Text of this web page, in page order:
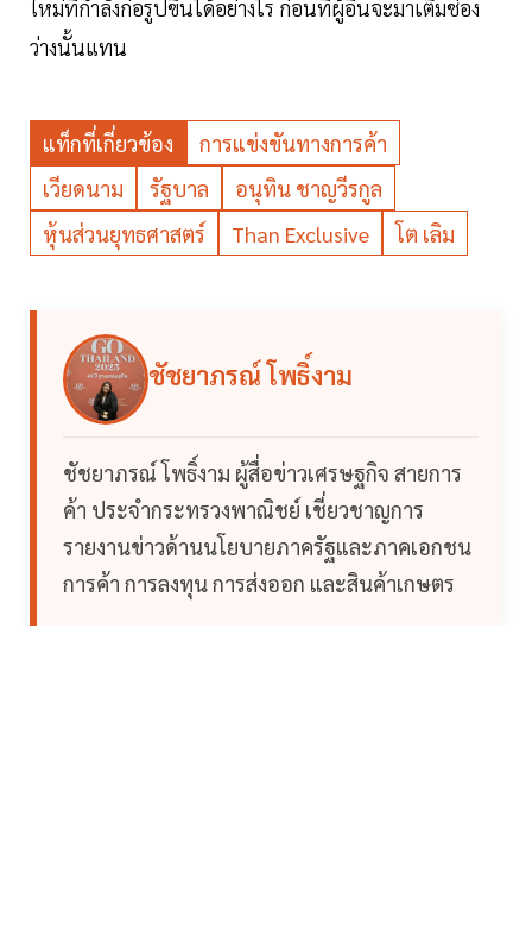
ใหม่ที่กำลังก่อรูปขึ้นได้อย่างไร ก่อนที่ผู้อื่นจะมาเติมช่อง
ว่างนั้นแทน
แท็กที่เกี่ยวข้อง
การแข่งขันทางการค้า
เวียดนาม
รัฐบาล
อนุทิน ชาญวีรกูล
หุ้นส่วนยุทธศาสตร์
Than Exclusive โต เลิม
ชัชยาภรณ์ โพธิ์งาม
ชัชยาภรณ์ โพธิ์งาม ผู้สื่อข่าวเศรษฐกิจ สายการ
ค้า ประจำกระทรวงพาณิชย์ เชี่ยวชาญการ
รายงานข่าวด้านนโยบายภาครัฐและภาคเอกชน
การค้า การลงทุน การส่งออก และสินค้าเกษตร